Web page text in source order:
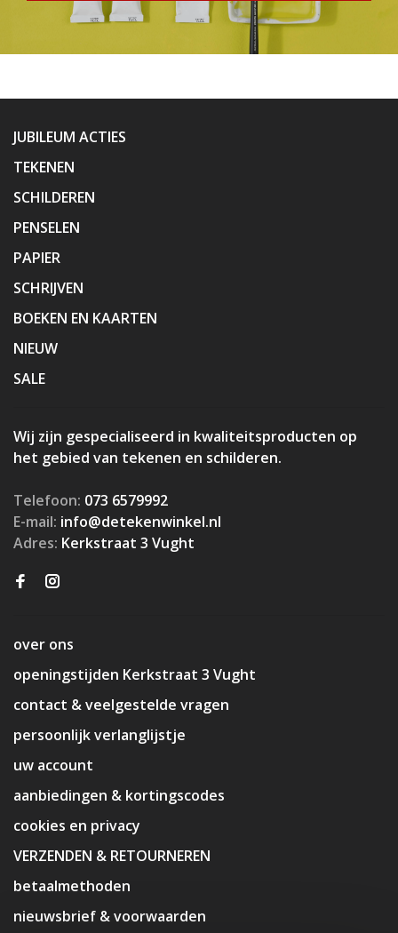
JUBILEUM ACTIES
TEKENEN
SCHILDEREN
PENSELEN
PAPIER
SCHRIJVEN
BOEKEN EN KAARTEN
NIEUW
SALE
Wij zijn gespecialiseerd in kwaliteitsproducten op
het gebied van tekenen en schilderen.
Telefoon: 073 6579992
E-mail: info@detekenwinkel.nl
Adres: Kerkstraat 3 Vught
over ons
openingstijden Kerkstraat 3 Vught
contact & veelgestelde vragen
persoonlijk verlanglijstje
uw account
aanbiedingen & kortingscodes
cookies en privacy
VERZENDEN & RETOURNEREN
betaalmethoden
nieuwsbrief & voorwaarden